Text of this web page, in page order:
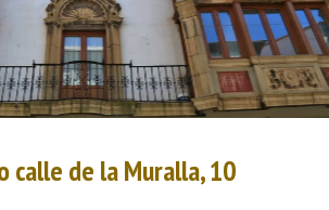
calle de la Muralla, 10